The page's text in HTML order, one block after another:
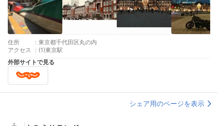
住所 : 東京都千代田区丸の内
アクセス
: (1)東京駅
外部サイトで見る
シェア用のページを表示